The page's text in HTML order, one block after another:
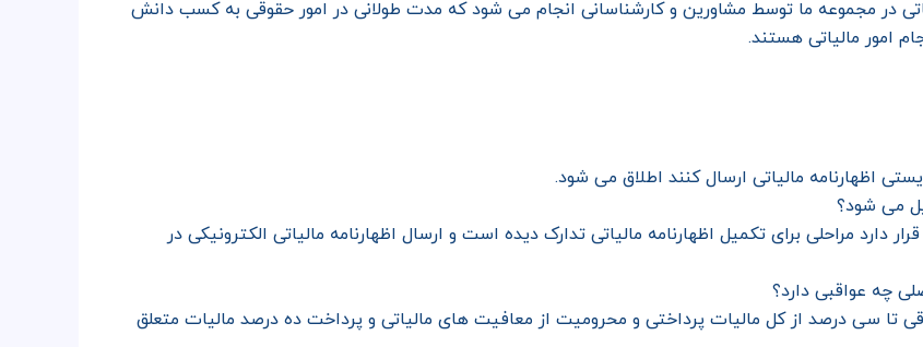
در مجموعه ما توسط مشاورین و کارشناسانی انجام می شود که مدت طولانی در امور حقوقی به کسب دانش
امور مالیاتی هستند.
اظهارنامه مالیاتی ارسال کنند اطلاق می شود.
می شود؟
مراحلی برای تکمیل اظهارنامه مالیاتی تدارک دیده است و ارسال اظهارنامه مالیاتی الکترونیکی در
چه عواقبی دارد؟
سی درصد از کل مالیات پرداختی و محرومیت از معافیت های مالیاتی و پرداخت ده درصد مالیات متعلق